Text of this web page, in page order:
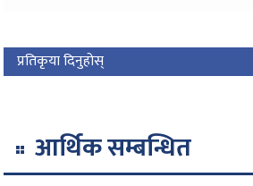
प्रतिकृया दिनुहोस्
आर्थिक सम्बन्धित